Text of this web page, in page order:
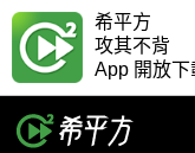
希平方
攻其不背
App 開放下